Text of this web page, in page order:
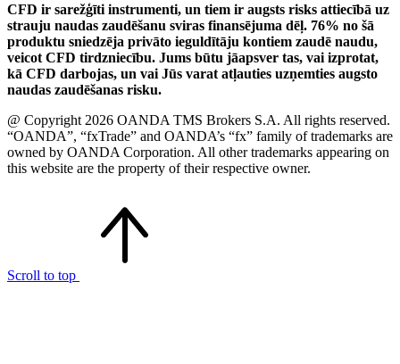
CFD ir sarežģīti instrumenti, un tiem ir augsts risks attiecībā uz
strauju naudas zaudēšanu sviras finansējuma dēļ. 76% no šā
produktu sniedzēja privāto ieguldītāju kontiem zaudē naudu,
veicot CFD tirdzniecību. Jums būtu jāapsver tas, vai izprotat,
kā CFD darbojas, un vai Jūs varat atļauties uzņemties augsto
naudas zaudēšanas risku.
@ Copyright 2026 OANDA TMS Brokers S.A. All rights reserved.
“OANDA”, “fxTrade” and OANDA’s “fx” family of trademarks are
owned by OANDA Corporation. All other trademarks appearing on
this website are the property of their respective owner.
Scroll to top